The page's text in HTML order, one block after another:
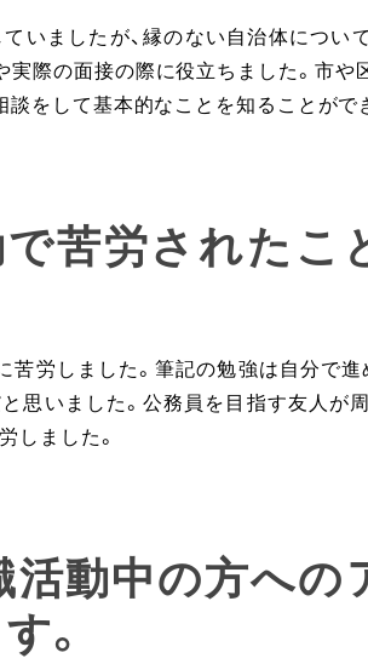
いましたが、縁のない自治体につい
実際の面接の際に役立ちました。市や
をして基本的なことを知ることがで
で苦労されたこ
苦労しました。筆記の勉強は自分で進
思いました。公務員を目指す友人が
しました。
活動中の方への
。